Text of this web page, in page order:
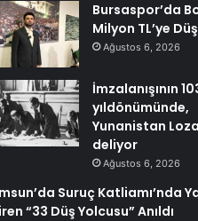
Bursaspor’da
Milyon TL’ye
Ağustos 6, 2026
İmzalanışının
yıldönümünde,
Yunanistan
deliyor
Ağustos 6, 2026
Suruç Katliamı’nda
“33 Düş Yolcusu” Anıldı